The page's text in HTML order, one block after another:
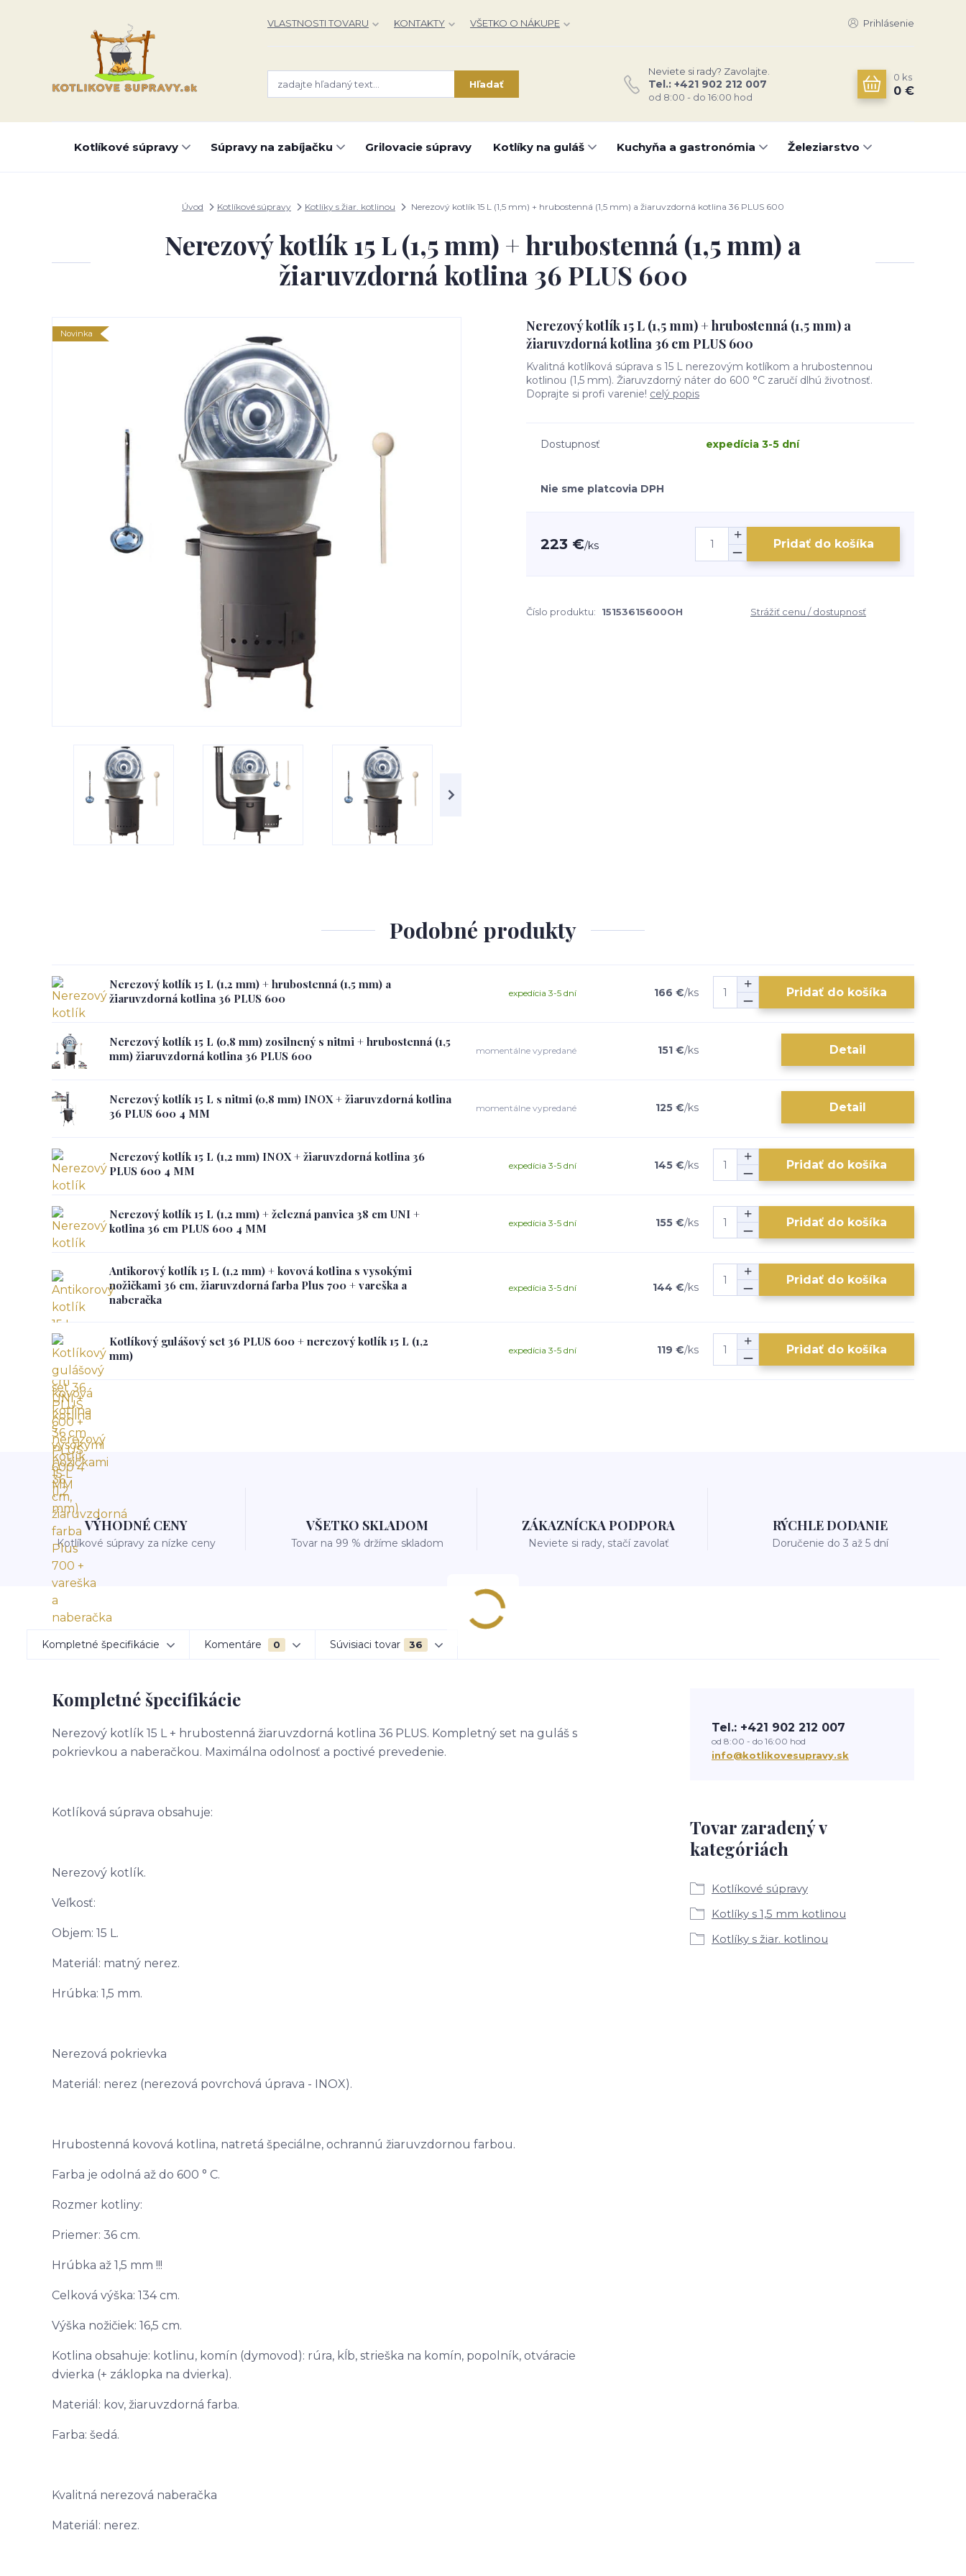
VLASTNOSTI TOVARU KONTAKTY VŠETKO O NÁKUPE Prihlásenie
Hľadať
Neviete si rady? Zavolajte.
Tel.: +421 902 212 007
od 8:00 - do 16:00 hod
0 ks
0 €
Kotlíkové súpravy Súpravy na zabíjačku Grilovacie súpravy Kotlíky na guláš Kuchyňa a gastronómia Železiarstvo
Úvod Kotlíkové súpravy Kotlíky s žiar. kotlinou Nerezový kotlík 15 L (1,5 mm) + hrubostenná (1,5 mm) a žiaruvzdorná kotlina 36 PLUS 600
Nerezový kotlík 15 L (1,5 mm) + hrubostenná (1,5 mm) a
žiaruvzdorná kotlina 36 PLUS 600
Novinka
Nerezový kotlík 15 L (1,5 mm) + hrubostenná (1,5 mm) a
žiaruvzdorná kotlina 36 cm PLUS 600
Kvalitná kotlíková súprava s 15 L nerezovým kotlíkom a hrubostennou
kotlinou (1,5 mm). Žiaruvzdorný náter do 600 °C zaručí dlhú životnosť.
Doprajte si profi varenie! celý popis
Dostupnosť expedícia 3-5 dní
Nie sme platcovia DPH
223 €/ks Pridať do košíka
Číslo produktu: 15153615600OH Strážiť cenu / dostupnosť
Podobné produkty
Nerezový kotlík 15 L (1,2 mm) + hrubostenná (1,5 mm) a
žiaruvzdorná kotlina 36 PLUS 600
166 €/ks
expedícia 3-5 dní Pridať do košíka
Nerezový kotlík 15 L (0,8 mm) zosilnený s nitmi + hrubostenná (1,5
mm) žiaruvzdorná kotlina 36 PLUS 600
151 €/ks
momentálne vypredané Detail
Nerezový kotlík 15 L s nitmi (0,8 mm) INOX + žiaruvzdorná kotlina
36 PLUS 600 4 MM
125 €/ks
momentálne vypredané Detail
Nerezový kotlík 15 L (1,2 mm) INOX + žiaruvzdorná kotlina 36
PLUS 600 4 MM
145 €/ks
expedícia 3-5 dní Pridať do košíka
Nerezový kotlík 15 L (1,2 mm) + železná panvica 38 cm UNI +
kotlina 36 cm PLUS 600 4 MM
155 €/ks
expedícia 3-5 dní Pridať do košíka
Antikorový kotlík 15 L (1,2 mm) + kovová kotlina s vysokými
nožičkami 36 cm, žiaruvzdorná farba Plus 700 + vareška a
naberačka
144 €/ks
expedícia 3-5 dní
Pridať do košíka
Kotlíkový gulášový set 36 PLUS 600 + nerezový kotlík 15 L (1,2
mm)
119 €/ks
expedícia 3-5 dní Pridať do košíka
VÝHODNÉ CENY
Kotlíkové súpravy za nízke ceny
VŠETKO SKLADOM
Tovar na 99 % držíme skladom
ZÁKAZNÍCKA PODPORA
Neviete si rady, stačí zavolať
RÝCHLE DODANIE
Doručenie do 3 až 5 dní
Kompletné špecifikácie Komentáre 0 Súvisiaci tovar 36
Kompletné špecifikácie
Nerezový kotlík 15 L + hrubostenná žiaruvzdorná kotlina 36 PLUS. Kompletný set na guláš s
pokrievkou a naberačkou. Maximálna odolnosť a poctivé prevedenie.
Kotlíková súprava obsahuje:
Nerezový kotlík.
Veľkosť:
Objem: 15 L.
Materiál: matný nerez.
Hrúbka: 1,5 mm.
Nerezová pokrievka
Materiál: nerez (nerezová povrchová úprava - INOX).
Hrubostenná kovová kotlina, natretá špeciálne, ochrannú žiaruvzdornou farbou.
Farba je odolná až do 600 ° C.
Rozmer kotliny:
Priemer: 36 cm.
Hrúbka až 1,5 mm !!!
Celková výška: 134 cm.
Výška nožičiek: 16,5 cm.
Kotlina obsahuje: kotlinu, komín (dymovod): rúra, kĺb, strieška na komín, popolník, otváracie
dvierka (+ záklopka na dvierka).
Materiál: kov, žiaruvzdorná farba.
Farba: šedá.
Kvalitná nerezová naberačka
Materiál: nerez.
Tovar zaradený v
kategóriách
Kotlíkové súpravy
Kotlíky s 1,5 mm kotlinou
Kotlíky s žiar. kotlinou
Tel.: +421 902 212 007
od 8:00 - do 16:00 hod
info@kotlikovesupravy.sk